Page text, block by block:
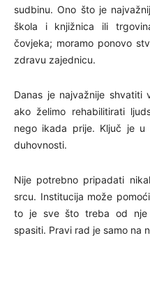
sudbinu. Ono što je
škola i knjižnica ili
čovjeka; moramo ponovo
zdravu zajednicu.
Danas je najvažnije shvatiti
ako želimo rehabilitirati
nego ikada prije. Ključ je u
duhovnosti.
Nije potrebno pripadati
srcu. Institucija može
to je sve što treba od nje
spasiti. Pravi rad je samo na